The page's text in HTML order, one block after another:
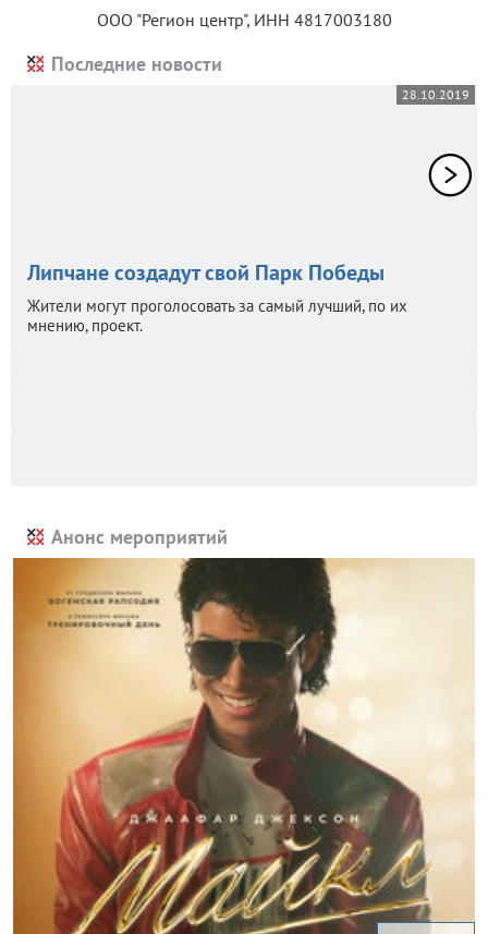
ООО "Регион центр", ИНН 4817003180
Последние новости
28.10.2019
Липчане создадут свой Парк Победы
Жители могут проголосовать за самый лучший, по их
мнению, проект.
Анонс мероприятий